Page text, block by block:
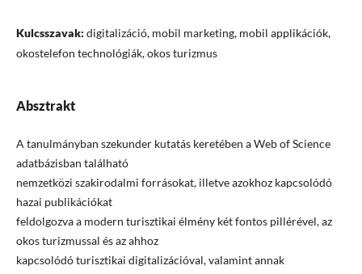
Kulcsszavak: digitalizáció, mobil marketing, mobil applikációk,
okostelefon technológiák, okos turizmus
Absztrakt
A tanulmányban szekunder kutatás keretében a Web of Science
adatbázisban található
nemzetközi szakirodalmi forrásokat, illetve azokhoz kapcsolódó
hazai publikációkat
feldolgozva a modern turisztikai élmény két fontos pillérével, az
okos turizmussal és az ahhoz
kapcsolódó turisztikai digitalizációval, valamint annak